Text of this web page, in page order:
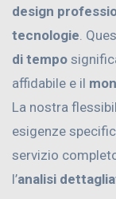
design
tecnologie .
di tempo
affidabile e il
La nostra
esigenze
servizio
l’analisi